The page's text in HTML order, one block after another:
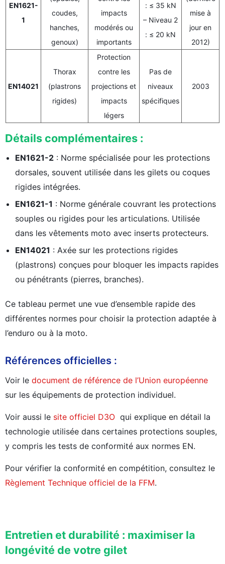
EN1621-
1
coudes,
hanches,
genoux)
impacts
modérés ou
importants
: ≤ 35 kN
– Niveau 2
: ≤ 20 kN
mise à
jour en
2012)
EN14021
Thorax
(plastrons
rigides)
Protection
contre les
projections et
impacts
légers
Pas de
niveaux
spécifiques
2003
Détails complémentaires :
EN1621-2 : Norme spécialisée pour les protections
dorsales, souvent utilisée dans les gilets ou coques
rigides intégrées.
EN1621-1 : Norme générale couvrant les protections
souples ou rigides pour les articulations. Utilisée
dans les vêtements moto avec inserts protecteurs.
EN14021 : Axée sur les protections rigides
(plastrons) conçues pour bloquer les impacts rapides
ou pénétrants (pierres, branches).
Ce tableau permet une vue d’ensemble rapide des
différentes normes pour choisir la protection adaptée à
l’enduro ou à la moto.
Références officielles :
Voir le document de référence de l’Union européenne
sur les équipements de protection individuel.
Voir aussi le site officiel D3O qui explique en détail la
technologie utilisée dans certaines protections souples,
y compris les tests de conformité aux normes EN.
Pour vérifier la conformité en compétition, consultez le
Règlement Technique officiel de la FFM.
Entretien et durabilité : maximiser la
longévité de votre gilet